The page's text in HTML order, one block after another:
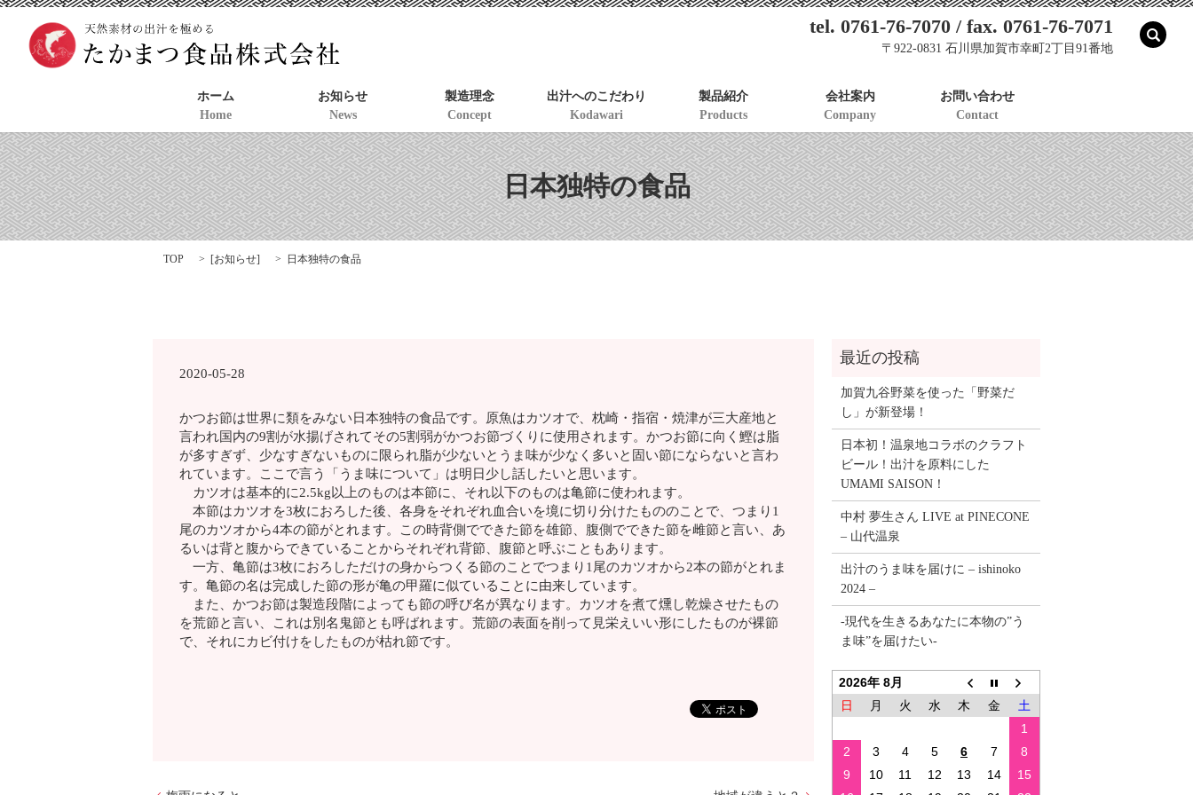
tel. 0761-76-7070 / fax. 0761-76-7071
〒922-0831 石川県加賀市幸町2丁目91番地
ホーム
Home
お知らせ
News
製造理念
Concept
出汁へのこだわり
Kodawari
製品紹介
Products
会社案内
Company
お問い合わせ
Contact
日本独特の食品
TOP [お知らせ] 日本独特の食品
2020-05-28
かつお節は世界に類をみない日本独特の食品です。原魚はカツオで、枕崎・指宿・焼津が三大産地と
言われ国内の9割が水揚げされてその5割弱がかつお節づくりに使用されます。かつお節に向く鰹は脂
が多すぎず、少なすぎないものに限られ脂が少ないとうま味が少なく多いと固い節にならないと言わ
れています。ここで言う「うま味について」は明日少し話したいと思います。
カツオは基本的に2.5kg以上のものは本節に、それ以下のものは亀節に使われます。
本節はカツオを3枚におろした後、各身をそれぞれ血合いを境に切り分けたもののことで、つまり1
尾のカツオから4本の節がとれます。この時背側でできた節を雄節、腹側でできた節を雌節と言い、あ
るいは背と腹からできていることからそれぞれ背節、腹節と呼ぶこともあります。
一方、亀節は3枚におろしただけの身からつくる節のことでつまり1尾のカツオから2本の節がとれま
す。亀節の名は完成した節の形が亀の甲羅に似ていることに由来しています。
また、かつお節は製造段階によっても節の呼び名が異なります。カツオを煮て燻し乾燥させたもの
を荒節と言い、これは別名鬼節とも呼ばれます。荒節の表面を削って見栄えいい形にしたものが裸節
で、それにカビ付けをしたものが枯れ節です。
加賀九谷野菜を使った「野菜だ
し」が新登場！
日本初！温泉地コラボのクラフト
ビール！出汁を原料にした
UMAMI SAISON！
中村 夢生さん LIVE at PINECONE
– 山代温泉
出汁のうま味を届けに – ishinoko
2024 –
-現代を生きるあなたに本物の”う
ま味”を届けたい-
2026年 8月
日
月 火 水 木 金
土
1
2
3 4 5 6 7
8
9
10 11 12 13 14
15